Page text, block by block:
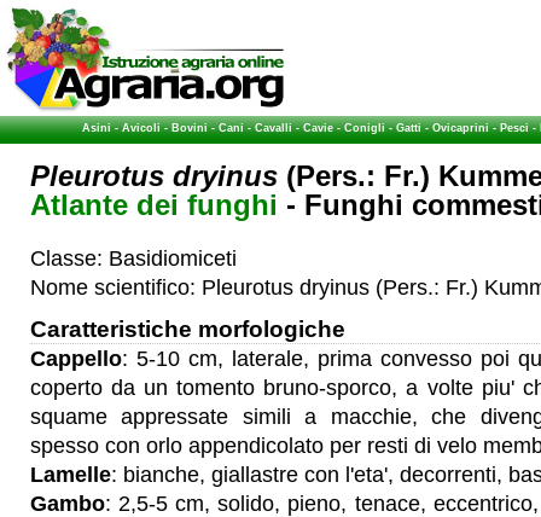
Asini-Avicoli-Bovini-Cani-Cavalli-Cavie-Conigli-Gatti-Ovicaprini-Pesci-
Pleurotus dryinus (Pers.: Fr.)
Atlante dei funghi - Funghi
Classe: Basidiomiceti
Nome scientifico: Pleurotus dryinus (Pers.: Fr.)
Caratteristiche morfologiche
Cappello: 5-10 cm, laterale, prima convesso poi
coperto da un tomento bruno-sporco, a volte piu'
squame appressate simili a macchie, che
spesso con orlo appendicolato per resti di velo
Lamelle: bianche, giallastre con l'eta', decorrenti,
Gambo: 2,5-5 cm, solido, pieno, tenace,